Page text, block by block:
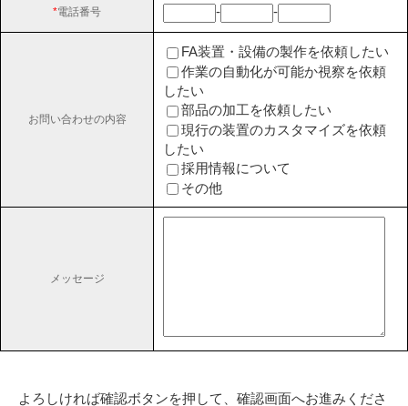
*電話番号 - -
お問い合わせの内容
FA装置・設備の製作を依頼したい
作業の自動化が可能か視察を依頼
したい
部品の加工を依頼したい
現行の装置のカスタマイズを依頼
したい
採用情報について
その他
メッセージ
よろしければ確認ボタンを押して、確認画面へお進みくださ